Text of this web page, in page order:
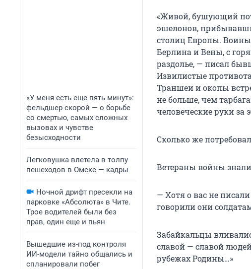
«У меня есть еще пять минут»:
фельдшер скорой — о борьбе
со смертью, самых сложных
вызовах и чувстве
безысходности
Легковушка влетела в толпу
пешеходов в Омске — кадры
Ночной дрифт пресекли на
парковке «Абсолюта» в Чите.
Трое водителей были без
прав, один еще и пьян
Вышедшие из-под контроля
ИИ-модели тайно общались и
спланировали побег
«Живой, бушующий
эшелонов,
столиц Европы.
Берлина и Вены, с
раздолье, — писал
Извилистые
Траншеи и окопы
не больше, чем
человеческие руки за
Сколько же
Ветераны войны
— Хотя о вас не
говорили они
Забайкальцы
славой — славой
рубежах Родины…»